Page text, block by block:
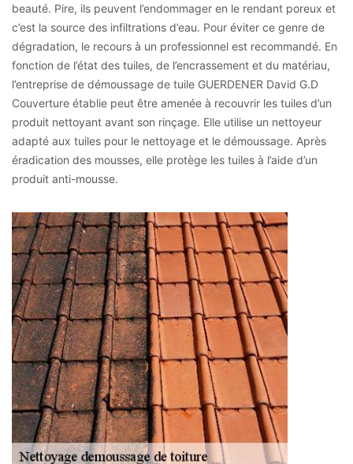
beauté. Pire, ils peuvent l’endommager en le rendant poreux et
c’est la source des infiltrations d’eau. Pour éviter ce genre de
dégradation, le recours à un professionnel est recommandé. En
fonction de l’état des tuiles, de l’encrassement et du matériau,
l’entreprise de démoussage de tuile GUERDENER David G.D
Couverture établie peut être amenée à recouvrir les tuiles d’un
produit nettoyant avant son rinçage. Elle utilise un nettoyeur
adapté aux tuiles pour le nettoyage et le démoussage. Après
éradication des mousses, elle protège les tuiles à l’aide d’un
produit anti-mousse.